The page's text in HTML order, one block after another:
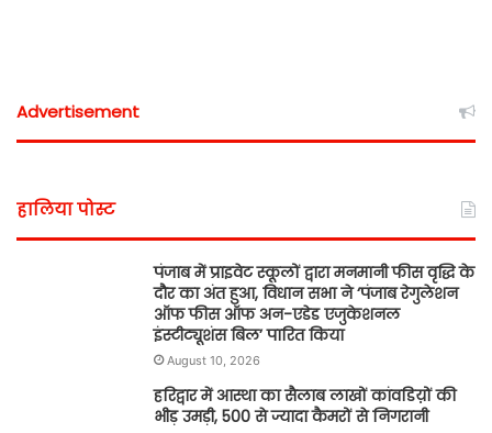
Advertisement
हालिया पोस्ट
पंजाब में प्राइवेट स्कूलों द्वारा मनमानी फीस वृद्धि के
दौर का अंत हुआ, विधान सभा ने ‘पंजाब रेगुलेशन
ऑफ फीस ऑफ अन-एडेड एजुकेशनल
इंस्टीट्यूशंस बिल’ पारित किया
August 10, 2026
हरिद्वार में आस्था का सैलाब लाखों कांवडिय़ों की
भीड़ उमड़ी, 500 से ज्यादा कैमरों से निगरानी